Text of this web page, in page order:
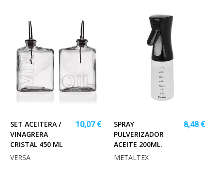
SET ACEITERA /
VINAGRERA
CRISTAL 450 ML
10,07 €
VERSA
SPRAY
PULVERIZADOR
ACEITE 200ML.
8,48 €
METALTEX